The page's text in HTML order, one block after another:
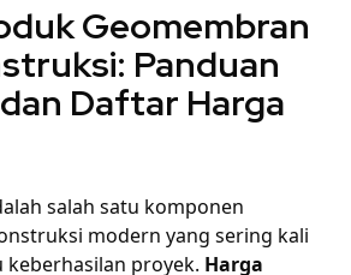
Geomembran
Panduan
Daftar Harga
salah satu komponen
modern yang sering kali
proyek. Harga